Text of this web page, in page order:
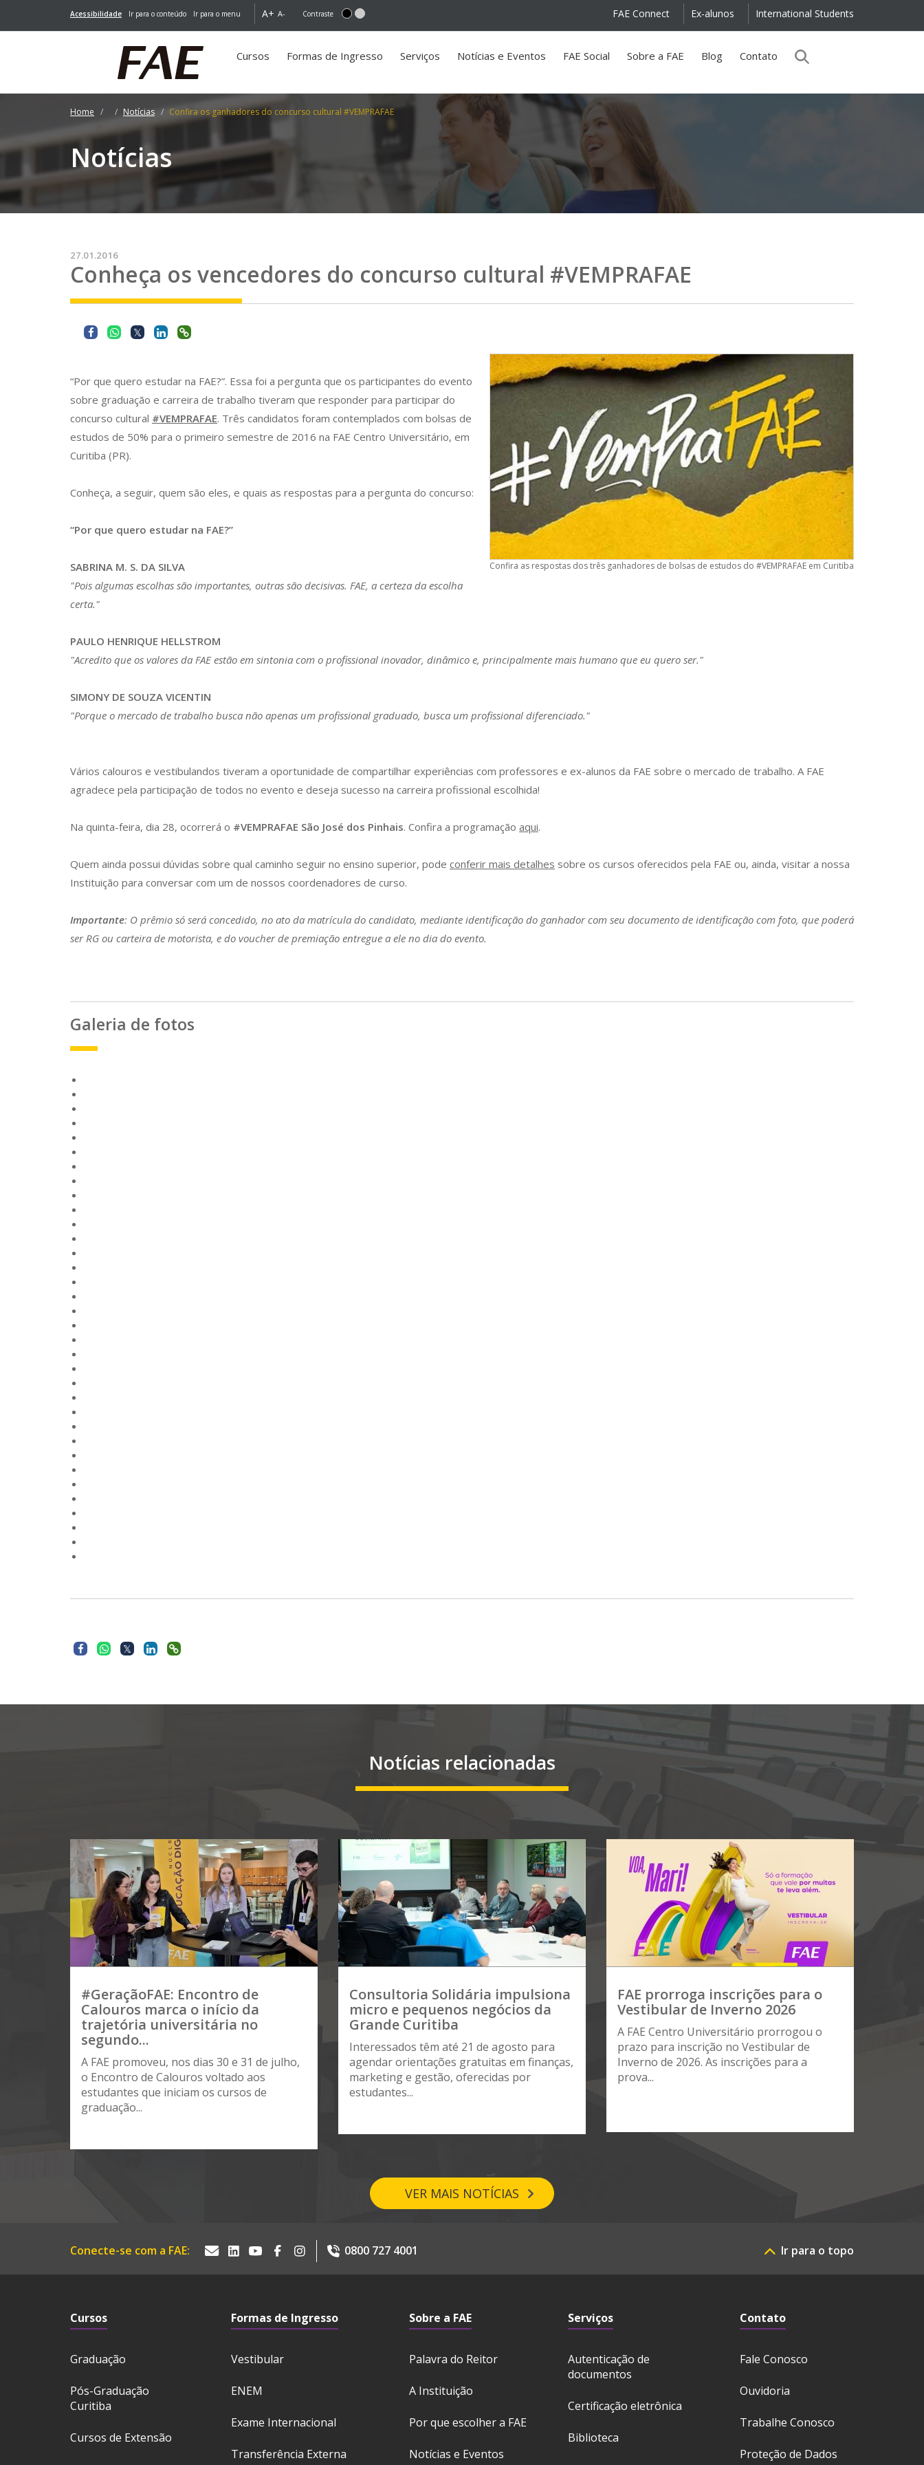
Acessibilidade Ir para o conteúdo Ir para o menu A+ A- Contraste International Students
Ex-alunos
FAE Connect
Cursos Formas de Ingresso Serviços Notícias e Eventos FAE Social Sobre a FAE Blog Contato
Home Notícias Confira os ganhadores do concurso cultural #VEMPRAFAE
Notícias
27.01.2016
Conheça os vencedores do concurso cultural #VEMPRAFAE
Confira as respostas dos três ganhadores de bolsas de estudos do #VEMPRAFAE em Curitiba
“Por que quero estudar na FAE?”. Essa foi a pergunta que os participantes do evento
sobre graduação e carreira de trabalho tiveram que responder para participar do
concurso cultural #VEMPRAFAE. Três candidatos foram contemplados com bolsas de
estudos de 50% para o primeiro semestre de 2016 na FAE Centro Universitário, em
Curitiba (PR).
Conheça, a seguir, quem são eles, e quais as respostas para a pergunta do concurso:
“Por que quero estudar na FAE?”
SABRINA M. S. DA SILVA
"Pois algumas escolhas são importantes, outras são decisivas. FAE, a certeza da escolha
certa."
PAULO HENRIQUE HELLSTROM
"Acredito que os valores da FAE estão em sintonia com o profissional inovador, dinâmico e, principalmente mais humano que eu quero ser."
SIMONY DE SOUZA VICENTIN
"Porque o mercado de trabalho busca não apenas um profissional graduado, busca um profissional diferenciado."
Vários calouros e vestibulandos tiveram a oportunidade de compartilhar experiências com professores e ex-alunos da FAE sobre o mercado de trabalho. A FAE
agradece pela participação de todos no evento e deseja sucesso na carreira profissional escolhida!
Na quinta-feira, dia 28, ocorrerá o #VEMPRAFAE São José dos Pinhais. Confira a programação aqui.
Quem ainda possui dúvidas sobre qual caminho seguir no ensino superior, pode conferir mais detalhes sobre os cursos oferecidos pela FAE ou, ainda, visitar a nossa
Instituição para conversar com um de nossos coordenadores de curso.
Importante: O prêmio só será concedido, no ato da matrícula do candidato, mediante identificação do ganhador com seu documento de identificação com foto, que poderá
ser RG ou carteira de motorista, e do voucher de premiação entregue a ele no dia do evento.
Galeria de fotos
Notícias relacionadas
#GeraçãoFAE: Encontro de
Calouros marca o início da
trajetória universitária no
segundo...
A FAE promoveu, nos dias 30 e 31 de julho,
o Encontro de Calouros voltado aos
estudantes que iniciam os cursos de
graduação...
Consultoria Solidária impulsiona
micro e pequenos negócios da
Grande Curitiba
Interessados têm até 21 de agosto para
agendar orientações gratuitas em finanças,
marketing e gestão, oferecidas por
estudantes...
FAE prorroga inscrições para o
Vestibular de Inverno 2026
A FAE Centro Universitário prorrogou o
prazo para inscrição no Vestibular de
Inverno de 2026. As inscrições para a
prova...
VER MAIS NOTÍCIAS
Conecte-se com a FAE: 0800 727 4001 Ir para o topo
Cursos
Graduação
Pós-Graduação
Curitiba
Cursos de Extensão
Formas de Ingresso
Vestibular
ENEM
Exame Internacional
Transferência Externa
Sobre a FAE
Palavra do Reitor
A Instituição
Por que escolher a FAE
Notícias e Eventos
Serviços
Autenticação de
documentos
Certificação eletrônica
Biblioteca
Contato
Fale Conosco
Ouvidoria
Trabalhe Conosco
Proteção de Dados